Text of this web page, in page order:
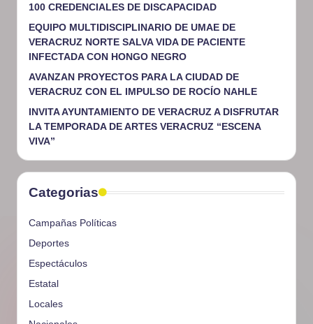
100 CREDENCIALES DE DISCAPACIDAD
EQUIPO MULTIDISCIPLINARIO DE UMAE DE
VERACRUZ NORTE SALVA VIDA DE PACIENTE
INFECTADA CON HONGO NEGRO
AVANZAN PROYECTOS PARA LA CIUDAD DE
VERACRUZ CON EL IMPULSO DE ROCÍO NAHLE
INVITA AYUNTAMIENTO DE VERACRUZ A DISFRUTAR
LA TEMPORADA DE ARTES VERACRUZ “ESCENA
VIVA”
Categorias
Campañas Políticas
Deportes
Espectáculos
Estatal
Locales